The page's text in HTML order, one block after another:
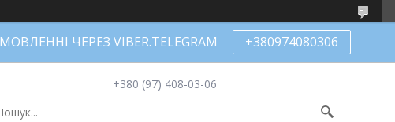
ЧЕРЕЗ VIBER.TELEGRAM +380974080306
+380 (97) 408-03-06